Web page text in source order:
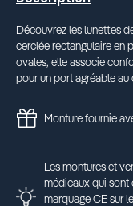
Découvrez les lunettes
cerclée rectangulaire en
ovales, elle associe
pour un port agréable au
Monture fournie
Les montures et
médicaux qui sont
marquage CE sur